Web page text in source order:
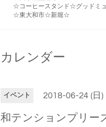
☆コーヒースタンド☆グッドミ
☆東大和市☆新堀☆
カレンダー
イベント 2018-06-24 (日)
和テンションプリー